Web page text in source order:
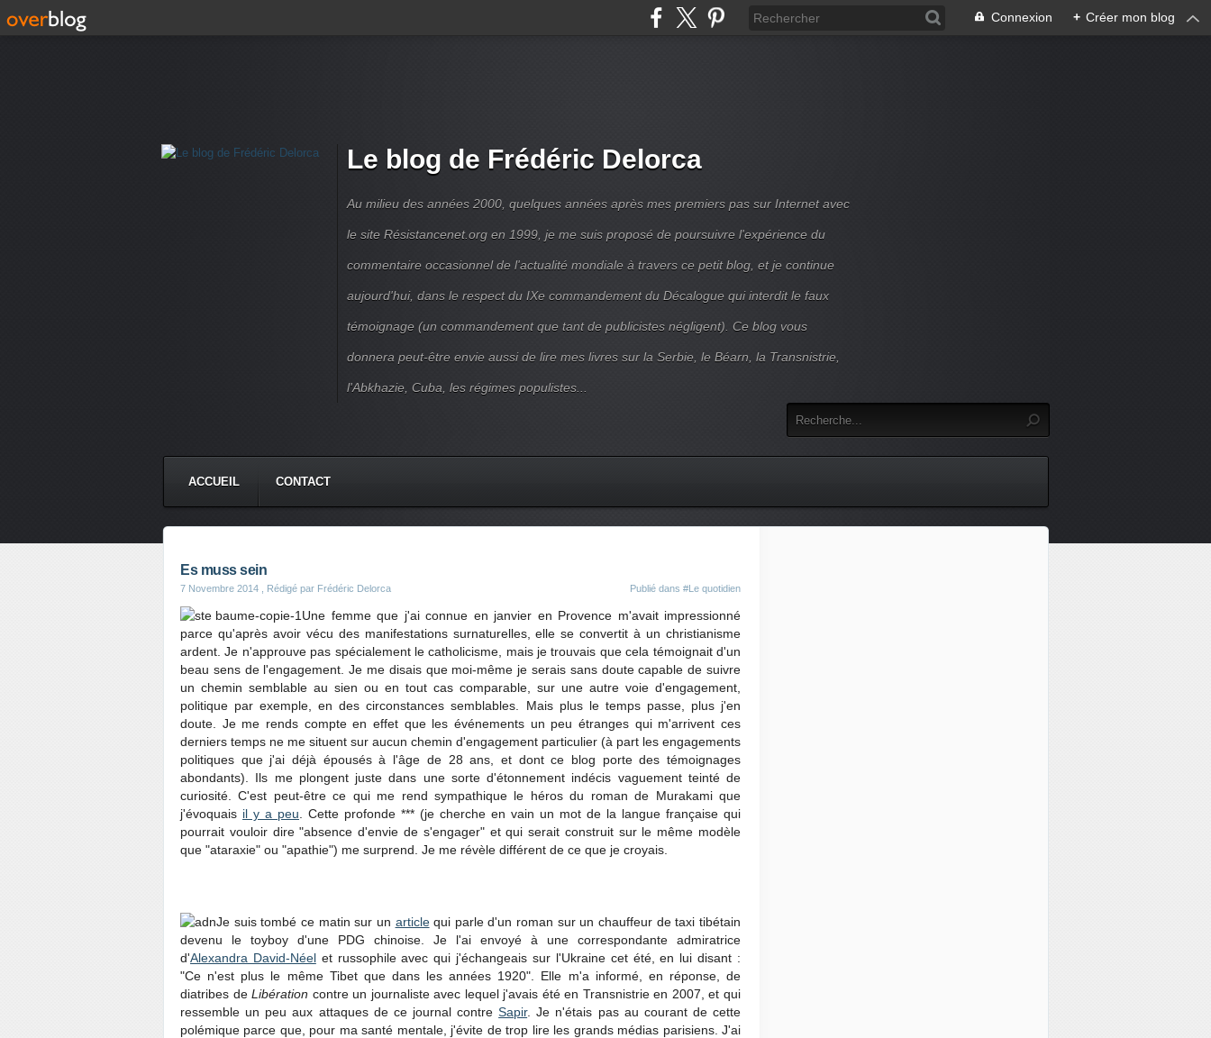
Connexion + Créer mon blog
Le blog de Frédéric Delorca
Au milieu des années 2000, quelques années après mes premiers pas sur Internet avec
le site Résistancenet.org en 1999, je me suis proposé de poursuivre l'expérience du
commentaire occasionnel de l'actualité mondiale à travers ce petit blog, et je continue
aujourd'hui, dans le respect du IXe commandement du Décalogue qui interdit le faux
témoignage (un commandement que tant de publicistes négligent). Ce blog vous
donnera peut-être envie aussi de lire mes livres sur la Serbie, le Béarn, la Transnistrie,
l'Abkhazie, Cuba, les régimes populistes...
ACCUEIL CONTACT
Es muss sein
7 Novembre 2014 , Rédigé par Frédéric Delorca Publié dans #Le quotidien
Une femme que j'ai connue en janvier en Provence m'avait impressionné
parce qu'après avoir vécu des manifestations surnaturelles, elle se convertit à un christianisme
ardent. Je n'approuve pas spécialement le catholicisme, mais je trouvais que cela témoignait d'un
beau sens de l'engagement. Je me disais que moi-même je serais sans doute capable de suivre
un chemin semblable au sien ou en tout cas comparable, sur une autre voie d'engagement,
politique par exemple, en des circonstances semblables. Mais plus le temps passe, plus j'en
doute. Je me rends compte en effet que les événements un peu étranges qui m'arrivent ces
derniers temps ne me situent sur aucun chemin d'engagement particulier (à part les engagements
politiques que j'ai déjà épousés à l'âge de 28 ans, et dont ce blog porte des témoignages
abondants). Ils me plongent juste dans une sorte d'étonnement indécis vaguement teinté de
curiosité. C'est peut-être ce qui me rend sympathique le héros du roman de Murakami que
j'évoquais il y a peu . Cette profonde *** (je cherche en vain un mot de la langue française qui
pourrait vouloir dire "absence d'envie de s'engager" et qui serait construit sur le même modèle
que "ataraxie" ou "apathie") me surprend. Je me révèle différent de ce que je croyais.
Je suis tombé ce matin sur un articlequi parle d'un roman sur un chauffeur de taxi tibétain
devenu le toyboy d'une PDG chinoise. Je l'ai envoyé à une correspondante admiratrice
d'Alexandra David-Néelet russophile avec qui j'échangeais sur l'Ukraine cet été, en lui disant :
"Ce n'est plus le même Tibet que dans les années 1920". Elle m'a informé, en réponse, de
diatribes deLibération contre un journaliste avec lequel j'avais été en Transnistrie en 2007, et qui
ressemble un peu aux attaques de ce journal contreSapir. Je n'étais pas au courant de cette
polémique parce que, pour ma santé mentale, j'évite de trop lire les grands médias parisiens. J'ai